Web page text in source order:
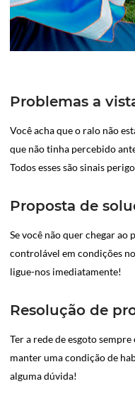
Problemas a
Você acha que o ralo não
que não tinha percebido
Todos esses são sinais
Proposta de
Se você não quer chegar
controlável em condições
ligue-nos imediatamente!
Resolução de
Ter a rede de esgoto
manter uma condição de
alguma dúvida!